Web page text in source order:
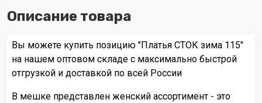
Описание товара
Вы можете купить позицию "Платья СТОК зима 115"
на нашем оптовом складе с максимально быстрой
отгрузкой и доставкой по всей России
В мешке представлен женский ассортимент - это